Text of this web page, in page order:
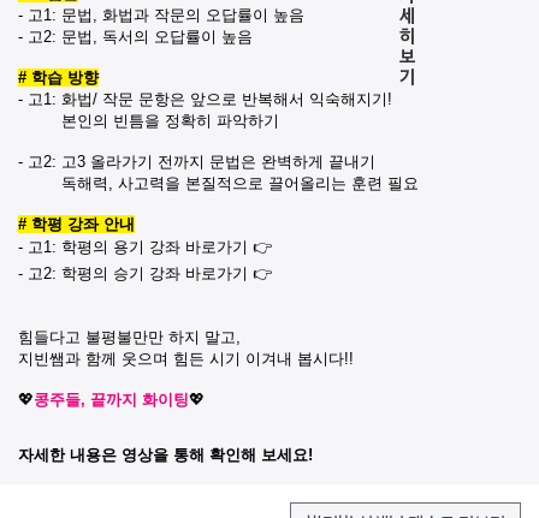
- 고1: 문법, 화법과 작문의 오답률이 높음
- 고2: 문법, 독서의 오답률이 높음
# 학습 방향
- 고1: 화법/ 작문 문항은 앞으로 반복해서 익숙해지기!
본인의 빈틈을 정확히 파악하기
- 고2: 고3 올라가기 전까지 문법은 완벽하게 끝내기
독해력, 사고력을 본질적으로 끌어올리는 훈련 필요
# 학평 강좌 안내
- 고1: 학평의 용기 강좌 바로가기 👉
- 고2: 학평의 승기 강좌 바로가기 👉
힘들다고 불평불만만 하지 말고,
지빈쌤과 함께 웃으며 힘든 시기 이겨내 봅시다!!
💖콩주들, 끝까지 화이팅💖
자세한 내용은 영상을 통해 확인해 보세요!